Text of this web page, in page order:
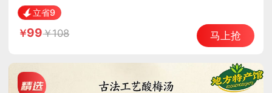
立省9
99 108 马上抢